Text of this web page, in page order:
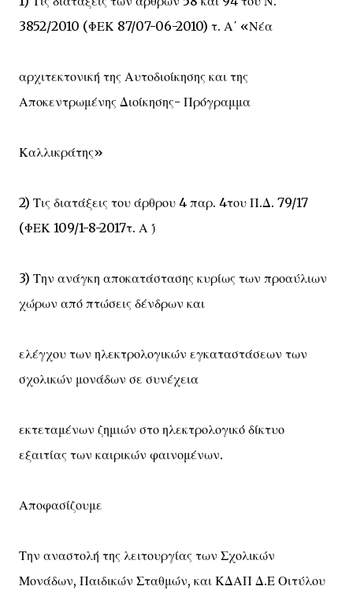
3852/2010 (ΦΕΚ 87/07-06-2010) τ. Α΄ «Νέα
αρχιτεκτονική της Αυτοδιοίκησης και της
Αποκεντρωμένης Διοίκησης- Πρόγραμμα
Καλλικράτης»
2) Τις διατάξεις του άρθρου 4 παρ. 4του Π.Δ. 79/17
(ΦΕΚ 109/1-8-2017τ. Α )́
3) Την ανάγκη αποκατάστασης κυρίως των προαύλιων
χώρων από πτώσεις δένδρων και
ελέγχου των ηλεκτρολογικών εγκαταστάσεων των
σχολικών μονάδων σε συνέχεια
εκτεταμένων ζημιών στο ηλεκτρολογικό δίκτυο
εξαιτίας των καιρικών φαινομένων.
Αποφασίζουμε
Την αναστολή της λειτουργίας των Σχολικών
Μονάδων, Παιδικών Σταθμών, και ΚΔΑΠ Δ.Ε Οιτύλου